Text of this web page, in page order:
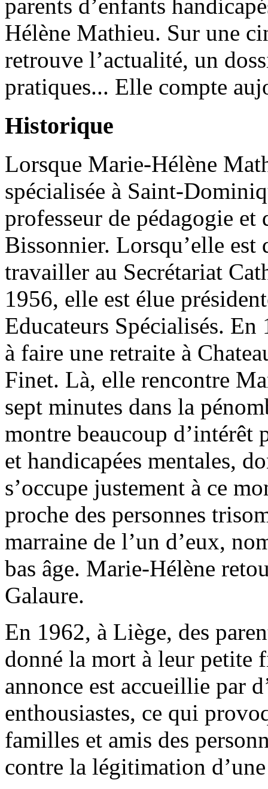
parents d’enfants
Hélène Mathieu. Sur une
retrouve l’actualité, un
pratiques... Elle compte
Historique
Lorsque Marie-Hélène
spécialisée à Saint-
professeur de pédagogie et
Bissonnier. Lorsqu’elle
travailler au Secrétariat
1956, elle est élue
Educateurs Spécialisés.
à faire une retraite à
Finet. Là, elle rencontre
sept minutes dans la
montre beaucoup
et handicapées mentales,
s’occupe justement à ce
proche des personnes
marraine de l’un d’eux,
bas âge. Marie-Hélène
Galaure.
En 1962, à Liège, des
donné la mort à leur petite
annonce est accueillie par
enthousiastes, ce qui
familles et amis des
contre la légitimation